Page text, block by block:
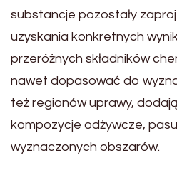
substancje pozostały
uzyskania konkretnych
przeróżnych składników
nawet dopasować do
też regionów uprawy,
kompozycje odżywcze,
wyznaczonych obszarów.